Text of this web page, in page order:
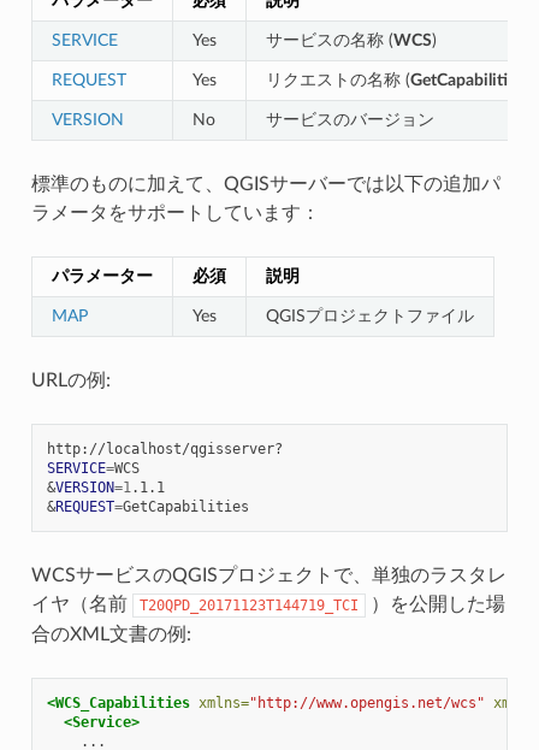
SERVICE Yes サービスの名称 (WCS)
REQUEST Yes リクエストの名称 (GetCapabilities
VERSION No サービスのバージョン
標準のものに加えて、QGISサーバーでは以下の追加パ
ラメータをサポートしています：
パラメーター 必須 説明
MAP Yes QGISプロジェクトファイル
URLの例:
SERVICE=
WCS
&VERSION=1
.1.1
&REQUEST=
WCSサービスのQGISプロジェクトで、単独のラスタレ
イヤ（名前
T20QPD_20171123T144719_TCI
）を公開した場
合のXML文書の例:
<WCS_Capabilities xmlns="http://www.opengis.net/wcs"
<Service>